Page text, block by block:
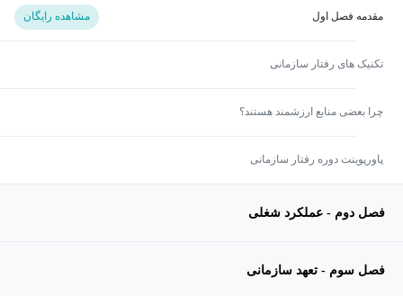
مقدمه فصل اول مشاهده رایگان
تکنیک های رفتار سازمانی
چرا بعضی منابع ارزشمند هستند؟
پاورپوینت دوره رفتار سازمانی
فصل دوم - عملکرد شغلی
فصل سوم - تعهد سازمانی